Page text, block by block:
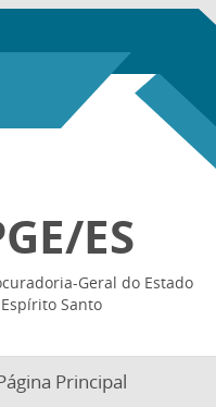
ES
Geral do Estado
Santo
Principal